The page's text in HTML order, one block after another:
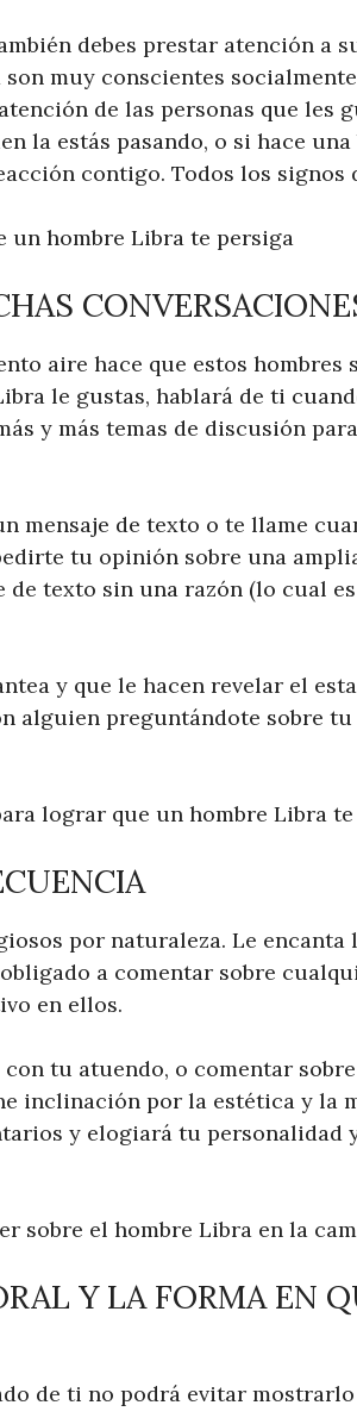
debes prestar atención a
muy conscientes
de las personas que les
la estás pasando, o si hace
contigo. Todos los signos
un hombre Libra te persiga
aire hace que estos hombres
le gustas, hablará de ti
y más temas de discusión
mensaje de texto o te llame
tu opinión sobre una
texto sin una razón (lo cual
y que le hacen revelar el
alguien preguntándote sobre
lograr que un hombre Libra
por naturaleza. Le encanta
a comentar sobre
en ellos.
tu atuendo, o comentar
inclinación por la estética y la
y elogiará tu personalidad
sobre el hombre Libra en la
Y LA FORMA EN
de ti no podrá evitar